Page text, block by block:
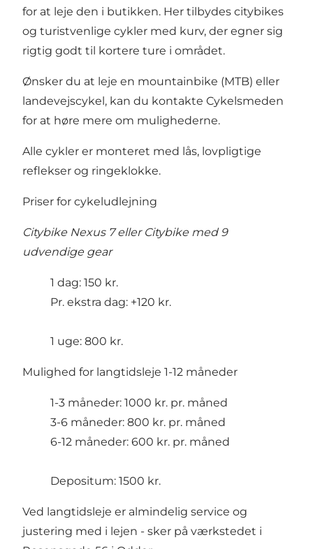
for at leje den i butikken. Her tilbydes citybikes
og turistvenlige cykler med kurv, der egner sig
rigtig godt til kortere ture i området.
Ønsker du at leje en mountainbike (MTB) eller
landevejscykel, kan du kontakte Cykelsmeden
for at høre mere om mulighederne.
Alle cykler er monteret med lås, lovpligtige
reflekser og ringeklokke.
Priser for cykeludlejning
Citybike Nexus 7 eller Citybike med 9
udvendige gear
1 dag: 150 kr.
Pr. ekstra dag: +120 kr.
1 uge: 800 kr.
Mulighed for langtidsleje 1-12 måneder
1-3 måneder: 1000 kr. pr. måned
3-6 måneder: 800 kr. pr. måned
6-12 måneder: 600 kr. pr. måned
Depositum: 1500 kr.
Ved langtidsleje er almindelig service og
justering med i lejen - sker på værkstedet i